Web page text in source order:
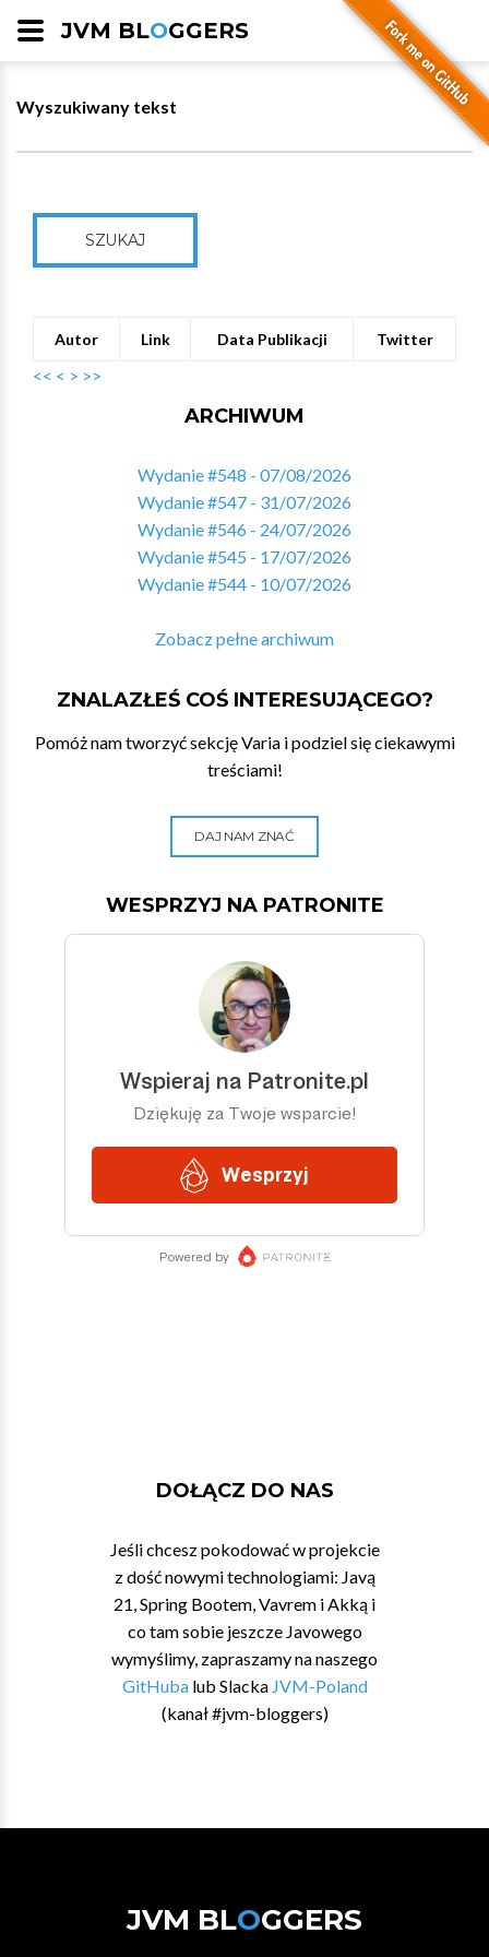
JVM BLOGGERS
Wyszukiwany tekst
SZUKAJ
Autor Link Data Publikacji Twitter
<< < > >>
ARCHIWUM
Wydanie #548 - 07/08/2026
Wydanie #547 - 31/07/2026
Wydanie #546 - 24/07/2026
Wydanie #545 - 17/07/2026
Wydanie #544 - 10/07/2026
Zobacz pełne archiwum
ZNALAZŁEŚ COŚ INTERESUJĄCEGO?
Pomóż nam tworzyć sekcję Varia i podziel się ciekawymi
treściami!
DAJ NAM ZNAĆ
WESPRZYJ NA PATRONITE
DOŁĄCZ DO NAS
Jeśli chcesz pokodować w projekcie
z dość nowymi technologiami: Javą
21, Spring Bootem, Vavrem i Akką i
co tam sobie jeszcze Javowego
wymyślimy, zapraszamy na naszego
GitHubalub Slacka JVM-Poland
(kanał #jvm-bloggers)
JVM BLOGGERS